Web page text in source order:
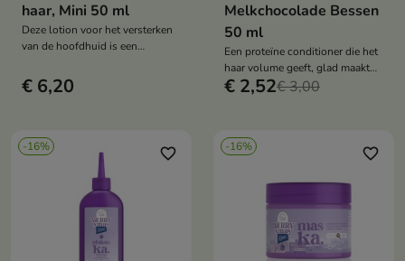
haar, Mini 50 ml
Deze lotion voor het versterken
van de hoofdhuid is een
behandeling voor verzwakt en
dunner wordend haar en een
vermindert haaruitval en
verbetert de conditie van de
€ 6,20
Melkchocolade Bessen
50 ml
Een proteïne conditioner die het
haar volume geeft, glad maakt
en omhult met een heerlijke geur
€ 2,52€ 3,00
-16% favorite_border -16% favorite_border